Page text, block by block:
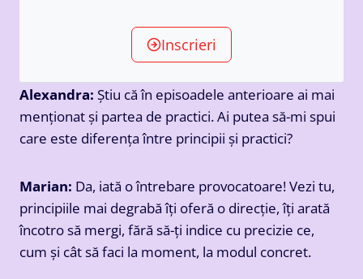
Inscrieri
Alexandra: Știu că în episoadele anterioare ai mai
menționat și partea de practici. Ai putea să-mi spui
care este diferența între principii și practici?
Marian: Da, iată o întrebare provocatoare! Vezi tu,
principiile mai degrabă îți oferă o direcție, îți arată
încotro să mergi, fără să-ți indice cu precizie ce,
cum și cât să faci la moment, la modul concret.